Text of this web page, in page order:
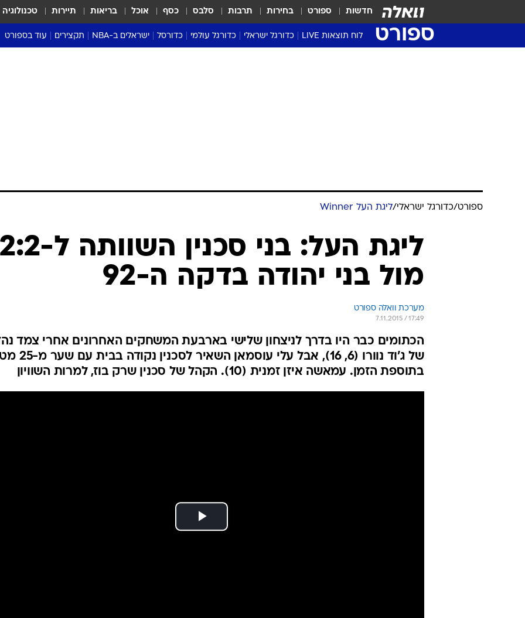
חדשות ספורט בחירות תרבות סלבס כסף אוכל בריאות תיירות טכנולוגיה
ספורט לוח תוצאות LIVE כדורגל ישראלי כדורגל עולמי כדורסל ישראלים ב-NBA תקצירים עוד בספורט
פוקר
כתבו לנו
ספורט/כדורגל ישראלי/ליגת העל Winner
ליגת העל: בני סכנין השוותה ל-2:2
מול בני יהודה בדקה ה-92
מערכת וואלה ספורט
7.11.2015 / 17:49
הכתומים כבר היו בדרך לניצחון שלישי בארבעת המשחקים האחרונים אחרי צמד
של ג'וד נוורו (6, 16), אבל עלי עוסמאן השאיר
בתוספת הזמן. עמאשה איזן זמנית (10). הקהל של סכנין שרק בוז, למרות השוויון